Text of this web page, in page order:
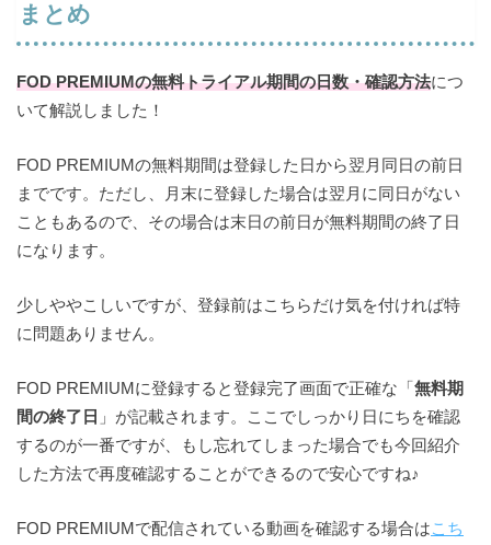
まとめ
FOD PREMIUMの無料トライアル期間の日数・確認方法につ
いて解説しました！
FOD PREMIUMの無料期間は登録した日から翌月同日の前日
までです。ただし、月末に登録した場合は翌月に同日がない
こともあるので、その場合は末日の前日が無料期間の終了日
になります。
少しややこしいですが、登録前はこちらだけ気を付ければ特
に問題ありません。
FOD PREMIUMに登録すると登録完了画面で正確な「無料期
間の終了日 」が記載されます。ここでしっかり日にちを確認
するのが一番ですが、もし忘れてしまった場合でも今回紹介
した方法で再度確認することができるので安心ですね♪
FOD PREMIUMで配信されている動画を確認する場合はこち